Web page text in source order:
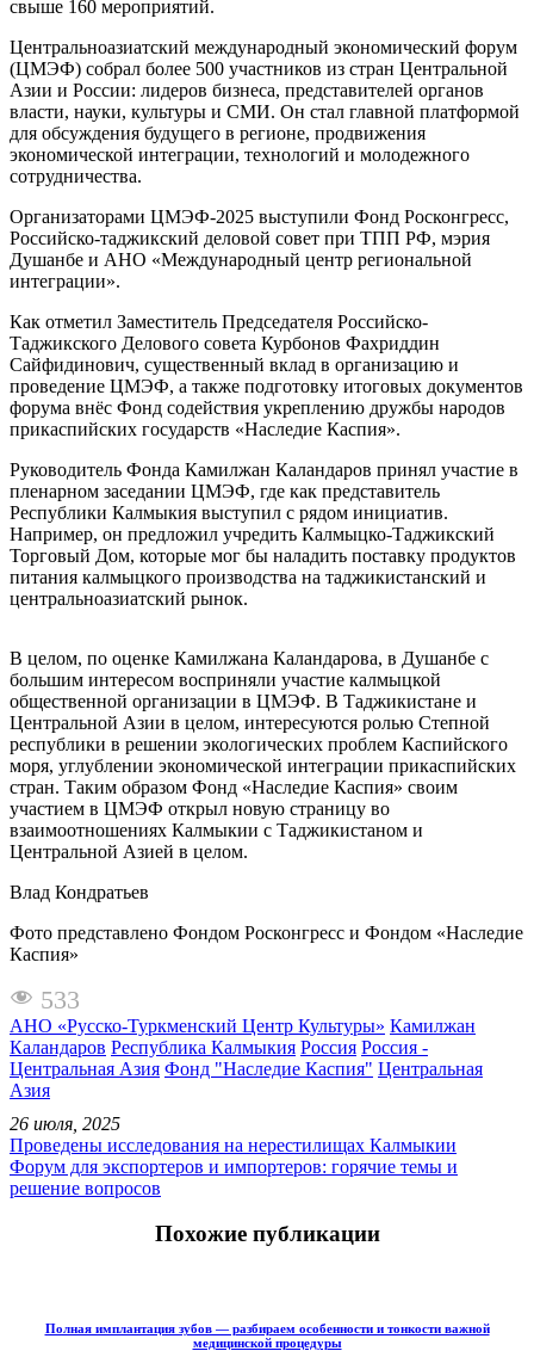
свыше 160 мероприятий.
Центральноазиатский международный экономический форум
(ЦМЭФ) собрал более 500 участников из стран Центральной
Азии и России: лидеров бизнеса, представителей органов
власти, науки, культуры и СМИ. Он стал главной платформой
для обсуждения будущего в регионе, продвижения
экономической интеграции, технологий и молодежного
сотрудничества.
Организаторами ЦМЭФ-2025 выступили Фонд Росконгресс,
Российско-таджикский деловой совет при ТПП РФ, мэрия
Душанбе и АНО «Международный центр региональной
интеграции».
Как отметил Заместитель Председателя Российско-
Таджикского Делового совета Курбонов Фахриддин
Сайфидинович, существенный вклад в организацию и
проведение ЦМЭФ, а также подготовку итоговых документов
форума внёс Фонд содействия укреплению дружбы народов
прикаспийских государств «Наследие Каспия».
Руководитель Фонда Камилжан Каландаров принял участие в
пленарном заседании ЦМЭФ, где как представитель
Республики Калмыкия выступил с рядом инициатив.
Например, он предложил учредить Калмыцко-Таджикский
Торговый Дом, которые мог бы наладить поставку продуктов
питания калмыцкого производства на таджикистанский и
центральноазиатский рынок.
В целом, по оценке Камилжана Каландарова, в Душанбе с
большим интересом восприняли участие калмыцкой
общественной организации в ЦМЭФ. В Таджикистане и
Центральной Азии в целом, интересуются ролью Степной
республики в решении экологических проблем Каспийского
моря, углублении экономической интеграции прикаспийских
стран. Таким образом Фонд «Наследие Каспия» своим
участием в ЦМЭФ открыл новую страницу во
взаимоотношениях Калмыкии с Таджикистаном и
Центральной Азией в целом.
Влад Кондратьев
Фото представлено Фондом Росконгресс и Фондом «Наследие
Каспия»
533
АНО «Русско-Туркменский Центр Культуры» Камилжан
Каландаров Республика Калмыкия Россия Россия -
Центральная Азия Фонд "Наследие Каспия" Центральная
Азия
26 июля, 2025
Проведены исследования на нерестилищах Калмыкии
Форум для экспортеров и импортеров: горячие темы и
решение вопросов
Похожие публикации
Полная имплантация зубов — разбираем особенности и тонкости важной
медицинской процедуры